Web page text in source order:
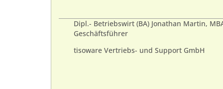
Dipl.- Betriebswirt (BA) Jonathan Martin,
Geschäftsführer
tisoware Vertriebs- und Support GmbH